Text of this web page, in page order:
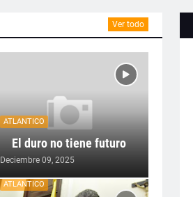
Ver todo
ATLANTICO
El duro no tiene futuro
Deciembre 09, 2025
ATLANTICO